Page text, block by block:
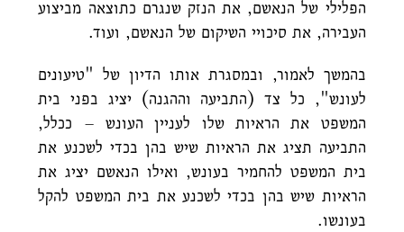
הפלילי של הנאשם, את הנזק שנגרם כתוצאה מביצוע
העבירה, את סיכויי השיקום של הנאשם, ועוד.
בהמשך לאמור, ובמסגרת אותו הדיון של "טיעונים
לעונש", כל צד (התביעה וההגנה) יציג בפני בית
המשפט את הראיות שלו לעניין העונש – ככלל,
התביעה תציג את הראיות שיש בהן בכדי לשכנע את
בית המשפט להחמיר בעונש, ואילו הנאשם יציג את
הראיות שיש בהן בכדי לשכנע את בית המשפט להקל
בעונשו.